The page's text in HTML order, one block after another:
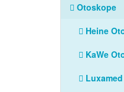
Otoskope
Heine
KaWe